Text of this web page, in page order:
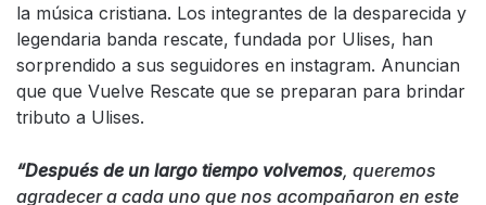
la música cristiana. Los integrantes de la desparecida y
legendaria banda rescate, fundada por Ulises, han
sorprendido a sus seguidores en instagram. Anuncian
que que Vuelve Rescate que se preparan para brindar
tributo a Ulises.
“Después de un largo tiempo volvemos, queremos
agradecer a cada uno que nos acompañaron en este